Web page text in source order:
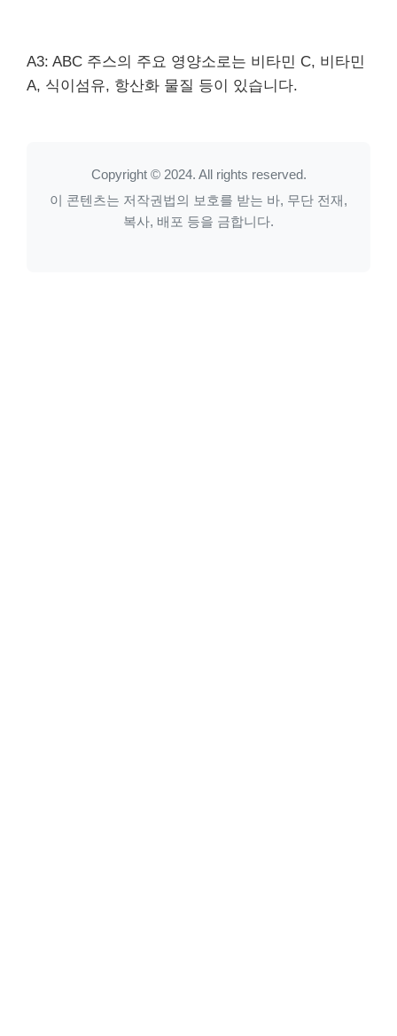
A3: ABC 주스의 주요 영양소로는 비타민 C, 비타민
A, 식이섬유, 항산화 물질 등이 있습니다.
Copyright © 2024. All rights reserved.
이 콘텐츠는 저작권법의 보호를 받는 바, 무단 전재,
복사, 배포 등을 금합니다.